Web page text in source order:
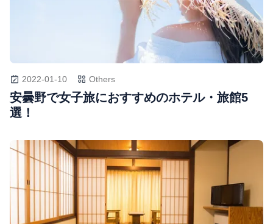
2022-01-10 Others
安曇野で女子旅におすすめのホテル・旅館5
選！